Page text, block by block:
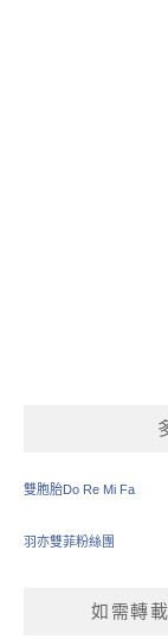
雙胞胎Do Re Mi Fa
羽亦雙菲粉絲團
如需轉